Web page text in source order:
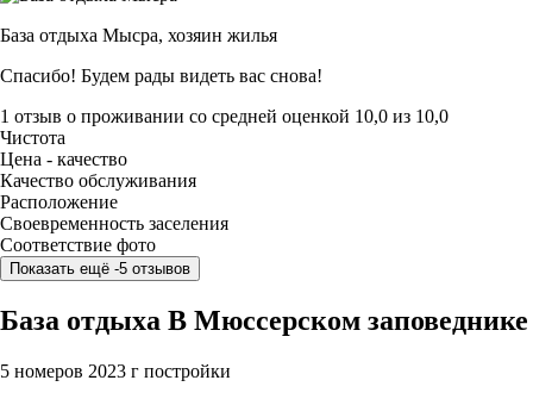
База отдыха Мысра, хозяин жилья
Спасибо! Будем рады видеть вас снова!
1 отзыв о проживании со средней оценкой 10,0 из 10,0
Чистота
Цена - качество
Качество обслуживания
Расположение
Своевременность заселения
Соответствие фото
Показать ещё -5 отзывов
База отдыха В Мюссерском заповеднике
5 номеров 2023 г постройки